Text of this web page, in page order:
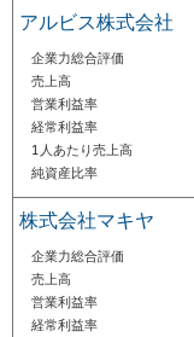
アルビス株式会社
企業力総合評価
売上高
営業利益率
経常利益率
1人あたり売上高
純資産比率
株式会社マキヤ
企業力総合評価
売上高
営業利益率
経常利益率